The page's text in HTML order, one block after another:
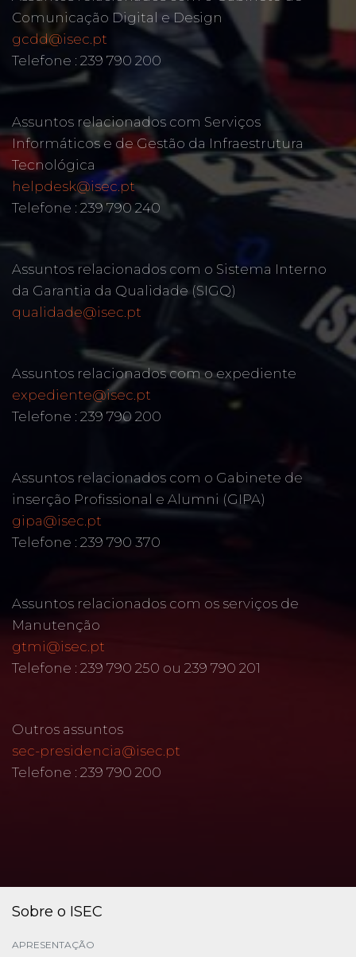
Comunicação Digital e Design
gcdd@isec.pt
Telefone : 239 790 200
Assuntos relacionados com Serviços
Informáticos e de Gestão da Infraestrutura
Tecnológica
helpdesk@isec.pt
Telefone : 239 790 240
Assuntos relacionados com o Sistema Interno
da Garantia da Qualidade (SIGQ)
qualidade@isec.pt
Assuntos relacionados com o expediente
expediente@isec.pt
Telefone : 239 790 200
Assuntos relacionados com o Gabinete de
inserção Profissional e Alumni (GIPA)
gipa@isec.pt
Telefone : 239 790 370
Assuntos relacionados com os serviços de
Manutenção
gtmi@isec.pt
Telefone : 239 790 250 ou 239 790 201
Outros assuntos
sec-presidencia@isec.pt
Telefone : 239 790 200
Sobre o ISEC
APRESENTAÇÃO